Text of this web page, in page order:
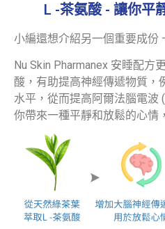
L -茶氨酸 - 讓你平
小編還想介紹另一個重要成份
Nu Skin Pharmanex 安睡配方
酸，有助提高神經傳遞物質，
水平，從而提高阿爾法腦電波
你帶來一種平靜和放鬆的心情